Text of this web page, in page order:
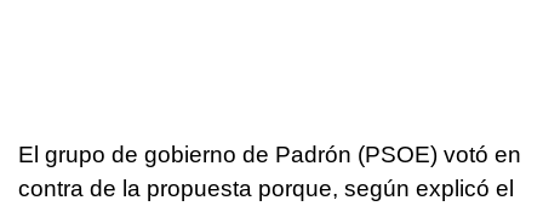
El grupo de gobierno de Padrón (PSOE) votó en
contra de la propuesta porque, según explicó el